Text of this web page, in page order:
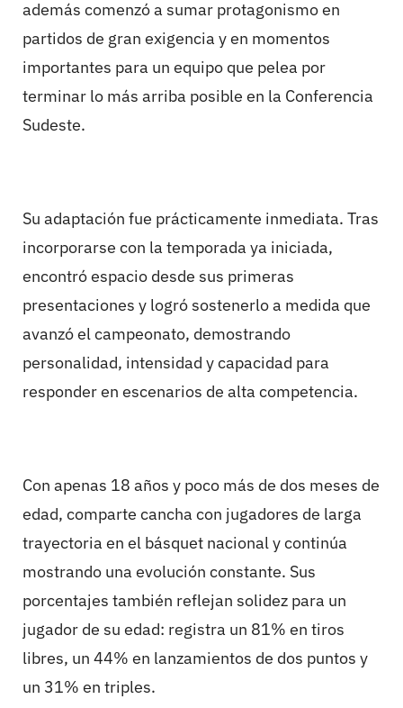
además comenzó a sumar protagonismo en
partidos de gran exigencia y en momentos
importantes para un equipo que pelea por
terminar lo más arriba posible en la Conferencia
Sudeste.
Su adaptación fue prácticamente inmediata. Tras
incorporarse con la temporada ya iniciada,
encontró espacio desde sus primeras
presentaciones y logró sostenerlo a medida que
avanzó el campeonato, demostrando
personalidad, intensidad y capacidad para
responder en escenarios de alta competencia.
Con apenas 18 años y poco más de dos meses de
edad, comparte cancha con jugadores de larga
trayectoria en el básquet nacional y continúa
mostrando una evolución constante. Sus
porcentajes también reflejan solidez para un
jugador de su edad: registra un 81% en tiros
libres, un 44% en lanzamientos de dos puntos y
un 31% en triples.